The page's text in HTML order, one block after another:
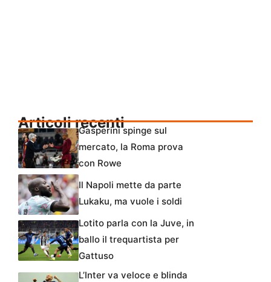
Articoli recenti
Gasperini spinge sul
mercato, la Roma prova
con Rowe
Il Napoli mette da parte
Lukaku, ma vuole i soldi
Lotito parla con la Juve, in
ballo il trequartista per
Gattuso
L’Inter va veloce e blinda